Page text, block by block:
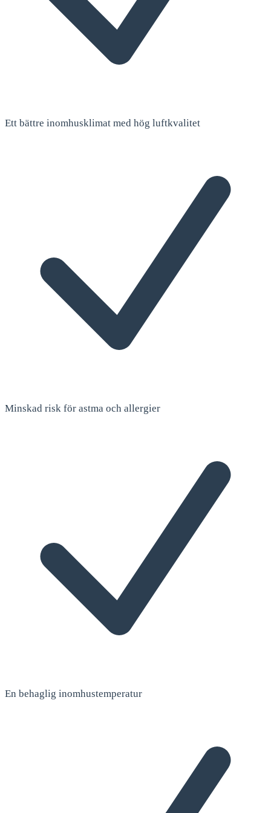
Ett bättre inomhusklimat med hög luftkvalitet
Minskad risk för astma och allergier
En behaglig inomhustemperatur